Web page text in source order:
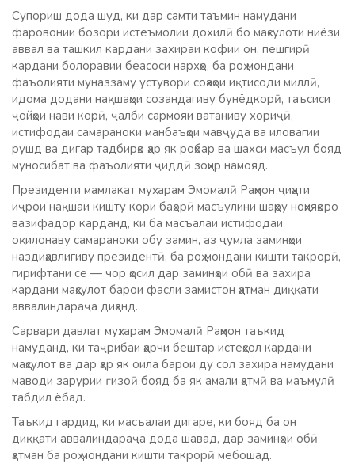
Супориш дода шуд, ки дар самти таъмин намудани
фаровонии бозори истеъмолии дохилӣ бо маҳсулоти ниёзи
аввал ва ташкил кардани захираи кофии он, пешгирӣ
кардани болоравии беасоси нархҳо, ба роҳ мондани
фаъолияти муназзаму устувори соҳаҳои иқтисоди миллӣ,
идома додани нақшаҳои созандагиву бунёдкорӣ, таъсиси
ҷойҳои нави корӣ, ҷалби сармояи ватаниву хориҷӣ,
истифодаи самараноки манбаъҳои мавҷуда ва иловагии
рушд ва дигар тадбирҳо ҳар як роҳбар ва шахси масъул бояд
муносибат ва фаъолияти ҷиддӣ зоҳир намояд.
Президенти мамлакат муҳтарам Эмомалӣ Раҳмон ҷиҳати
иҷрои нақшаи кишту кори баҳорӣ масъулини шаҳру ноҳияҳоро
вазифадор карданд, ки ба масъалаи истифодаи
оқилонаву самараноки обу замин, аз ҷумла заминҳои
наздиҳавлигиву президентӣ, ба роҳ мондани кишти такрорӣ,
гирифтани се — чор ҳосил дар заминҳои обӣ ва захира
кардани маҳсулот барои фасли замистон ҳатман диққати
аввалиндараҷа диҳанд.
Сарвари давлат муҳтарам Эмомалӣ Раҳмон таъкид
намуданд, ки таҷрибаи ҳарчи бештар истеҳсол кардани
маҳсулот ва дар ҳар як оила барои ду сол захира намудани
маводи зарурии ғизоӣ бояд ба як амали ҳатмӣ ва маъмулӣ
табдил ёбад.
Таъкид гардид, ки масъалаи дигаре, ки бояд ба он
диққати аввалиндараҷа дода шавад, дар заминҳои обӣ
ҳатман ба роҳ мондани кишти такрорӣ мебошад.